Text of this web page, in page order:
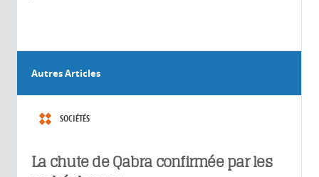
Autres Articles
SOCIÉTÉS
La chute de Qabra confirmée par les